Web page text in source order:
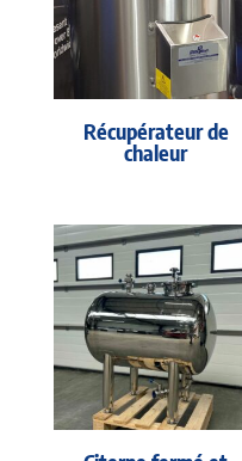
Récupérateur de
chaleur